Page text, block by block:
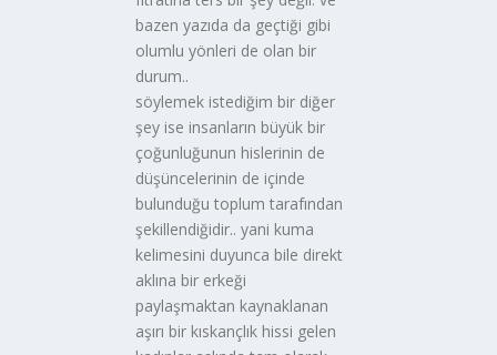
bazen yazıda da geçtiği gibi
olumlu yönleri de olan bir
durum..
söylemek istediğim bir diğer
şey ise insanların büyük bir
çoğunluğunun hislerinin de
düşüncelerinin de içinde
bulunduğu toplum tarafından
şekillendiğidir.. yani kuma
kelimesini duyunca bile direkt
aklına bir erkeği
paylaşmaktan kaynaklanan
aşırı bir kıskançlık hissi gelen